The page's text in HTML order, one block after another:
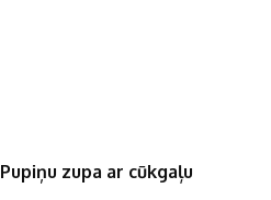
Pupiņu zupa ar cūkgaļu